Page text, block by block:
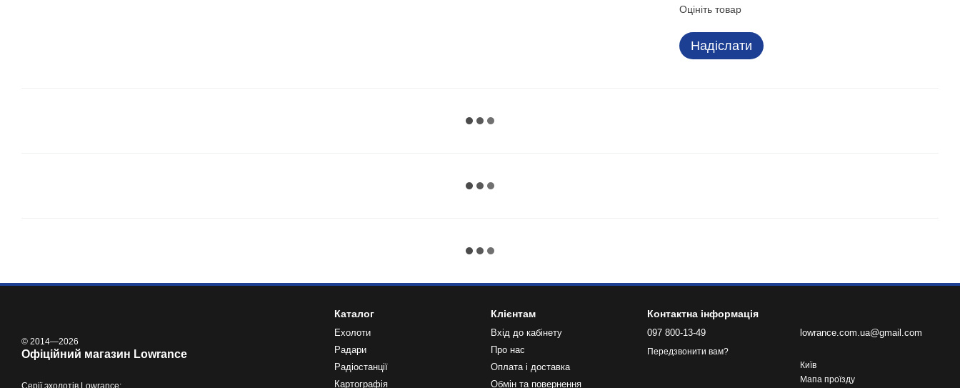
Оцініть товар
Надіслати
© 2014—2026
Офіційний магазин Lowrance
Серіїэхолотів Lowrance:
Каталог
Ехолоти
Радари
Радіостанції
Картографія
Клієнтам
Вхід до кабінету
Про нас
Оплата і доставка
Обмін та повернення
Контактна інформація
097 800-13-49
Передзвонити вам?
lowrance.com.ua@gmail.com
Київ
Мапа проїзду